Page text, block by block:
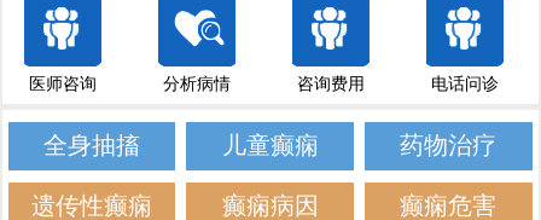
医师咨询 分析病情 咨询费用 电话问诊
全身抽搐 儿童癫痫 药物治疗
遗传性癫痫 癫痫病因 癫痫危害